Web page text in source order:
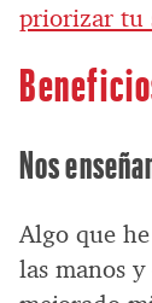
priorizar tu
Nos
Algo que
las manos